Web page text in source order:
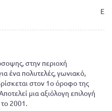
E
στην περιοχή
ένα πολυτελές, γωνιακό,
στον 1ο όροφο της
μια αξιόλογη επιλογή
το 2001.